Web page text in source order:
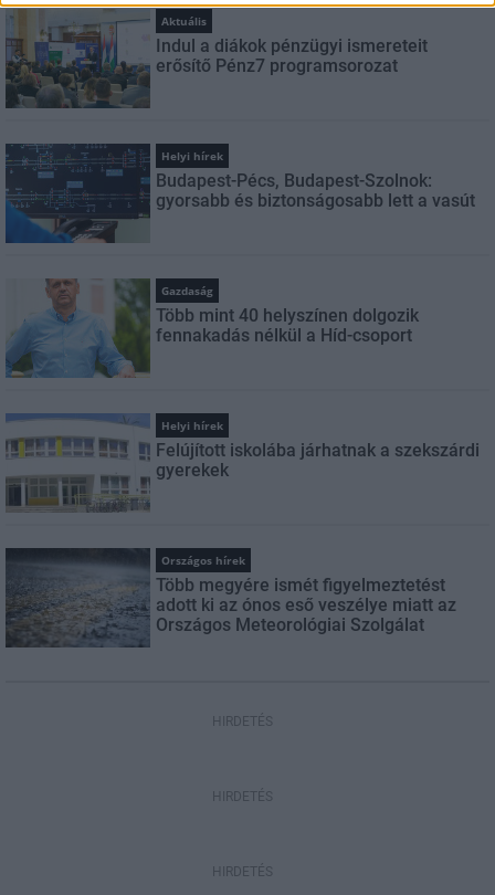
Aktuális
Indul a diákok pénzügyi ismereteit
erősítő Pénz7 programsorozat
Helyi hírek
Budapest-Pécs, Budapest-Szolnok:
gyorsabb és biztonságosabb lett a vasút
Gazdaság
Több mint 40 helyszínen dolgozik
fennakadás nélkül a Híd-csoport
Helyi hírek
Felújított iskolába járhatnak a szekszárdi
gyerekek
Országos hírek
Több megyére ismét figyelmeztetést
adott ki az ónos eső veszélye miatt az
Országos Meteorológiai Szolgálat
HIRDETÉS
HIRDETÉS
HIRDETÉS